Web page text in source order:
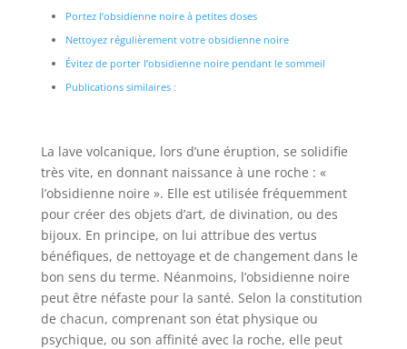
Portez l’obsidienne noire à petites doses
Nettoyez régulièrement votre obsidienne noire
Évitez de porter l’obsidienne noire pendant le sommeil
Publications similaires :
La lave volcanique, lors d’une éruption, se solidifie
très vite, en donnant naissance à une roche : «
l’obsidienne noire ». Elle est utilisée fréquemment
pour créer des objets d’art, de divination, ou des
bijoux. En principe, on lui attribue des vertus
bénéfiques, de nettoyage et de changement dans le
bon sens du terme. Néanmoins, l’obsidienne noire
peut être néfaste pour la santé. Selon la constitution
de chacun, comprenant son état physique ou
psychique, ou son affinité avec la roche, elle peut